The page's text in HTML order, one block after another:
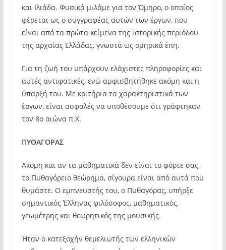
και Ιλιάδα. Φυσικά μιλάμε για τον Όμηρο, ο οποίος
φέρεται ως ο συγγραφέας αυτών των έργων, που
είναι από τα πρώτα κείμενα της ιστορικής περιόδου
της αρχαίας Ελλάδας, γνωστά ως ομηρικά έπη.
Για τη ζωή του υπάρχουν ελάχιστες πληροφορίες και
αυτές αντιφατικές, ενώ αμφισβητήθηκε ακόμη και η
ύπαρξή του. Με κριτήρια τα χαρακτηριστικά των
έργων, είναι ασφαλές να υποθέσουμε ότι γράφτηκαν
τον 8ο αιώνα π.Χ.
ΠΥΘΑΓΟΡΑΣ
Ακόμη και αν τα μαθηματικά δεν είναι το φόρτε σας,
το Πυθαγόρειο θεώρημα, σίγουρα είναι από αυτά που
θυμάστε. Ο εμπνευστής του, ο Πυθαγόρας, υπήρξε
σημαντικός Έλληνας φιλόσοφος, μαθηματικός,
γεωμέτρης και θεωρητικός της μουσικής.
Ήταν ο κατεξοχήν θεμελιωτής των ελληνικών